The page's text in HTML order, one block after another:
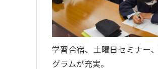
学習合宿、土曜日セミナー
グラムが充実。